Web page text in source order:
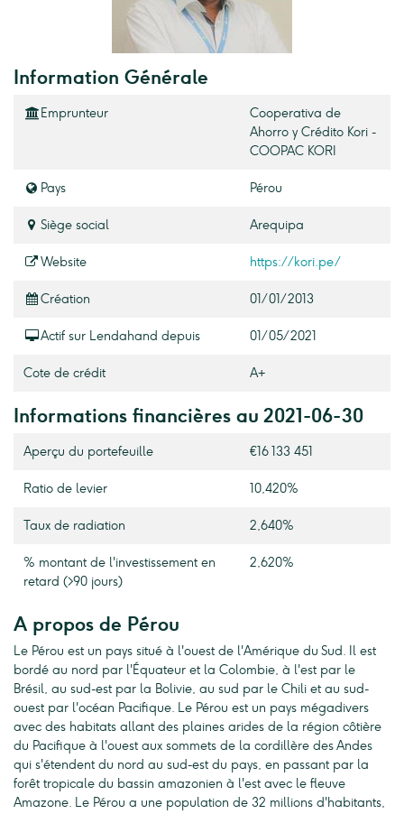
Information Générale
Emprunteur
Cooperativa de
Ahorro y Crédito Kori -
COOPAC KORI
Pays Pérou
Siège social Arequipa
Website https://kori.pe/
Création 01/01/2013
Actif sur Lendahand depuis 01/05/2021
Cote de crédit A+
Informations financières au 2021-06-30
Aperçu du portefeuille €16 133 451
Ratio de levier 10,420%
Taux de radiation 2,640%
% montant de l'investissement en
retard (>90 jours)
2,620%
A propos de Pérou
Le Pérou est un pays situé à l'ouest de l'Amérique du Sud. Il est
bordé au nord par l'Équateur et la Colombie, à l'est par le
Brésil, au sud-est par la Bolivie, au sud par le Chili et au sud-
ouest par l'océan Pacifique. Le Pérou est un pays mégadivers
avec des habitats allant des plaines arides de la région côtière
du Pacifique à l'ouest aux sommets de la cordillère des Andes
qui s'étendent du nord au sud-est du pays, en passant par la
forêt tropicale du bassin amazonien à l'est avec le fleuve
Amazone. Le Pérou a une population de 32 millions d'habitants,